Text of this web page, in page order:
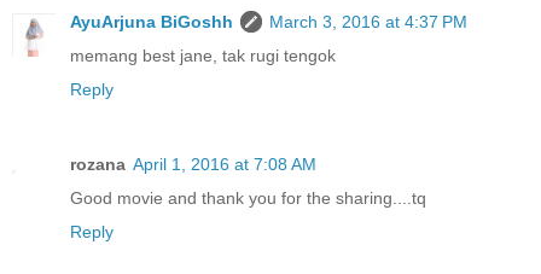
AyuArjuna BiGoshh
March 3, 2016 at 4:37 PM
memang best jane, tak rugi tengok
Reply
rozana April 1, 2016 at 7:08 AM
Good movie and thank you for the sharing....tq
Reply